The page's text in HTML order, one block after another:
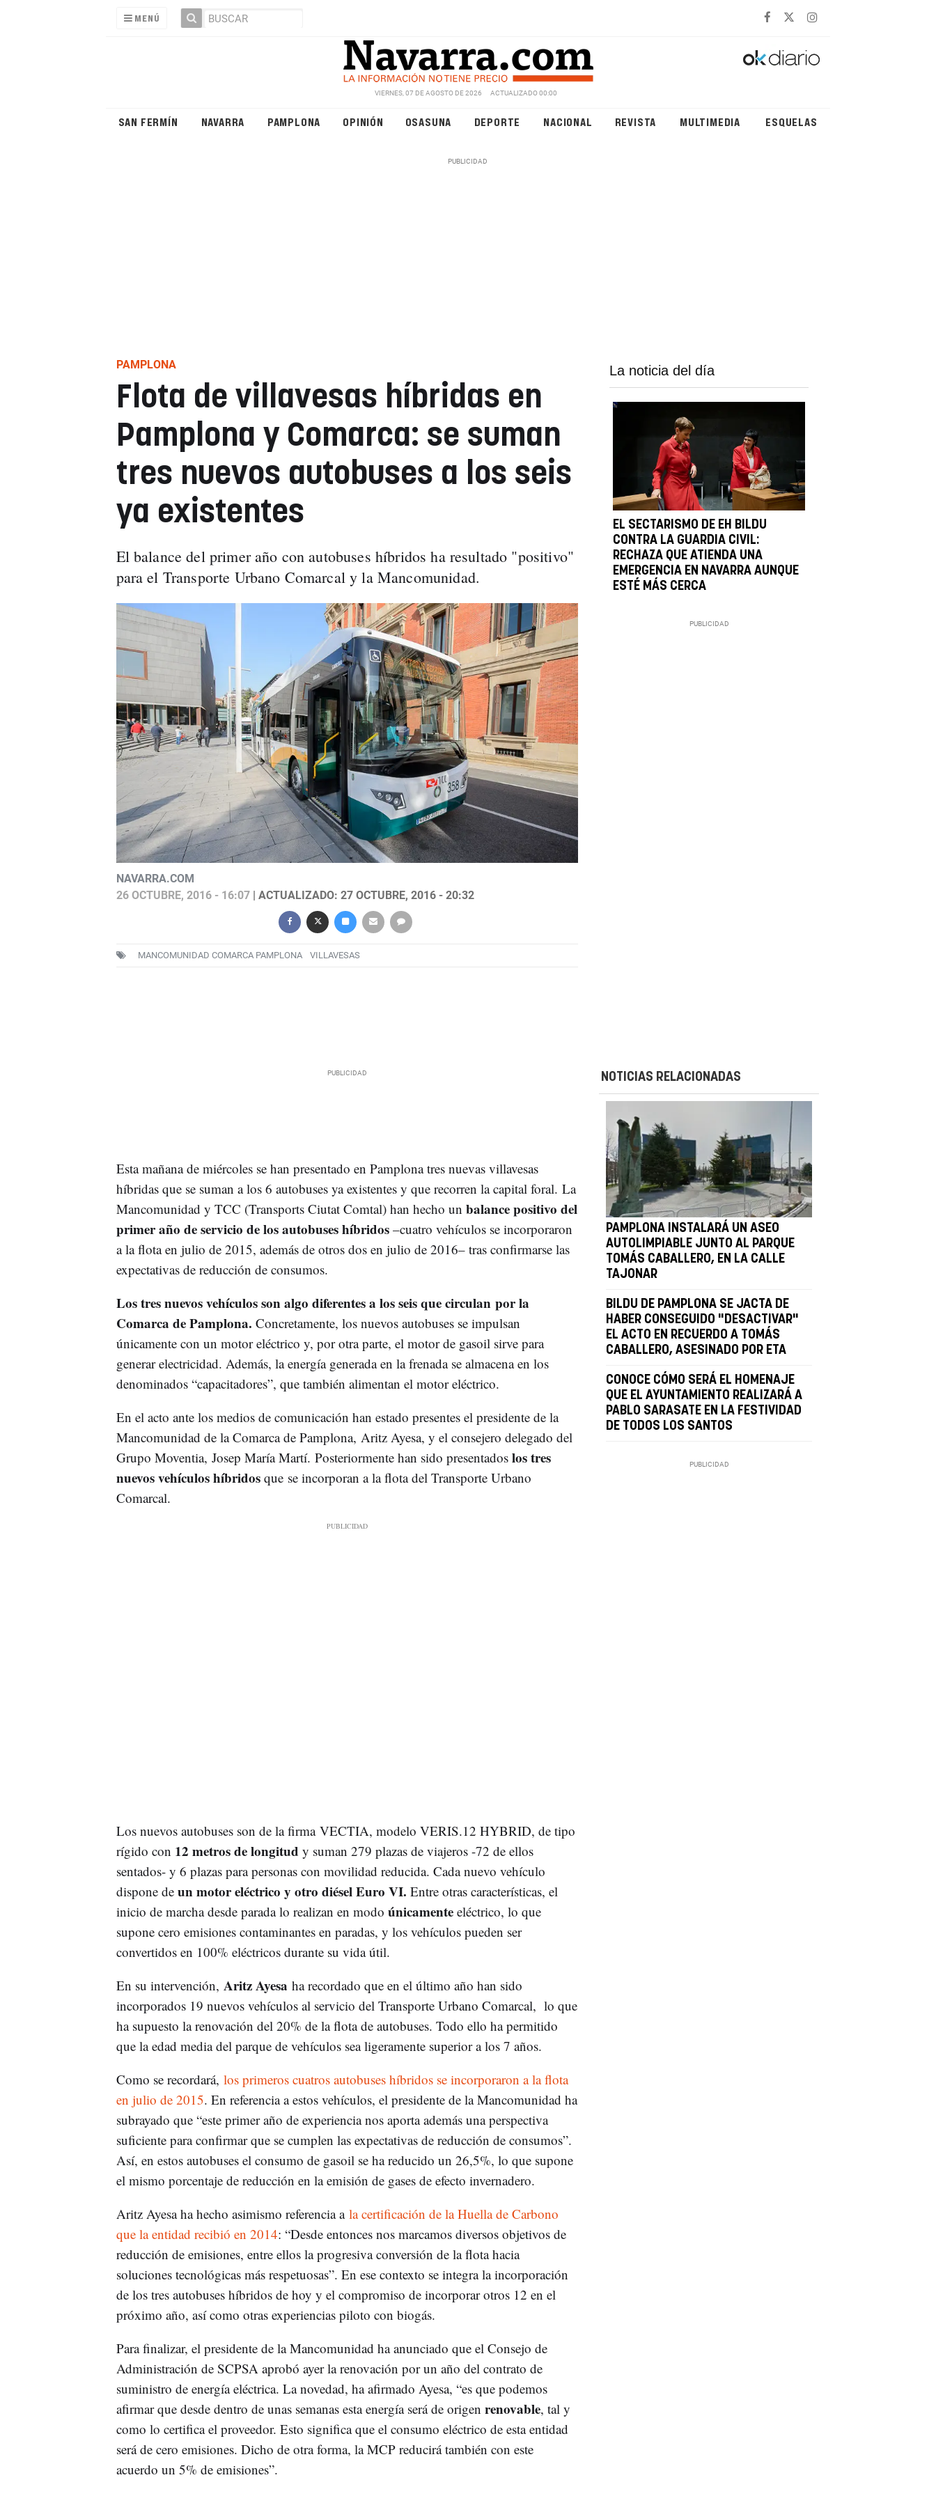
MENÚ
VIERNES, 07 DE AGOSTO DE 2026 ACTUALIZADO 00:00
SAN FERMÍN NAVARRA PAMPLONA OPINIÓN OSASUNA DEPORTE NACIONAL REVISTA MULTIMEDIA ESQUELAS
PAMPLONA
Flota de villavesas híbridas en
Pamplona y Comarca: se suman
tres nuevos autobuses a los seis
ya existentes
El balance del primer año con autobuses híbridos ha resultado "positivo"
para el Transporte Urbano Comarcal y la Mancomunidad.
NAVARRA.COM
26 OCTUBRE, 2016 - 16:07| ACTUALIZADO: 27 OCTUBRE, 2016 - 20:32
MANCOMUNIDAD COMARCA PAMPLONA VILLAVESAS
La noticia del día
EL SECTARISMO DE EH BILDU
CONTRA LA GUARDIA CIVIL:
RECHAZA QUE ATIENDA UNA
EMERGENCIA EN NAVARRA AUNQUE
ESTÉ MÁS CERCA
Esta mañana de miércoles se han presentado en Pamplona tres nuevas villavesas
híbridas que se suman a los 6 autobuses ya existentes y que recorren la capital foral. La
Mancomunidad y TCC (Transports Ciutat Comtal) han hecho un balance positivo del
primer año de servicio de los autobuses híbridos–cuatro vehículos se incorporaron
a la flota en julio de 2015, además de otros dos en julio de 2016– tras confirmarse las
expectativas de reducción de consumos.
Los tres nuevos vehículos son algo diferentes a los seis que circulan por la
Comarca de Pamplona. Concretamente, los nuevos autobuses se impulsan
únicamente con un motor eléctrico y, por otra parte, el motor de gasoil sirve para
generar electricidad. Además, la energía generada en la frenada se almacena en los
denominados “capacitadores”, que también alimentan el motor eléctrico.
En el acto ante los medios de comunicación han estado presentes el presidente de la
Mancomunidad de la Comarca de Pamplona, Aritz Ayesa, y el consejero delegado del
Grupo Moventia, Josep María Martí. Posteriormente han sido presentadoslos tres
nuevos vehículos híbridos que se incorporan a la flota del Transporte Urbano
Comarcal.
Los nuevos autobuses son de la firma VECTIA, modelo VERIS.12 HYBRID, de tipo
rígido con 12 metros de longitud y suman 279 plazas de viajeros -72 de ellos
sentados- y 6 plazas para personas con movilidad reducida. Cada nuevo vehículo
dispone de un motor eléctrico y otro diésel Euro VI. Entre otras características, el
inicio de marcha desde parada lo realizan en modo únicamente eléctrico, lo que
supone cero emisiones contaminantes en paradas, y los vehículos pueden ser
convertidos en 100% eléctricos durante su vida útil.
En su intervención, Aritz Ayesa ha recordado que en el último año han sido
incorporados 19 nuevos vehículos al servicio del Transporte Urbano Comarcal, lo que
ha supuesto la renovación del 20% de la flota de autobuses. Todo ello ha permitido
que la edad media del parque de vehículos sea ligeramente superior a los 7 años.
Como se recordará, los primeros cuatros autobuses híbridos se incorporaron a la flota
en julio de 2015. En referencia a estos vehículos, el presidente de la Mancomunidad ha
subrayado que “este primer año de experiencia nos aporta además una perspectiva
suficiente para confirmar que se cumplen las expectativas de reducción de consumos”.
Así, en estos autobuses el consumo de gasoil se ha reducido un 26,5%, lo que supone
el mismo porcentaje de reducción en la emisión de gases de efecto invernadero.
Aritz Ayesa ha hecho asimismo referencia a la certificación de la Huella de Carbono
que la entidad recibió en 2014: “Desde entonces nos marcamos diversos objetivos de
reducción de emisiones, entre ellos la progresiva conversión de la flota hacia
soluciones tecnológicas más respetuosas”. En ese contexto se integra la incorporación
de los tres autobuses híbridos de hoy y el compromiso de incorporar otros 12 en el
próximo año, así como otras experiencias piloto con biogás.
Para finalizar, el presidente de la Mancomunidad ha anunciado que el Consejo de
Administración de SCPSA aprobó ayer la renovación por un año del contrato de
suministro de energía eléctrica. La novedad, ha afirmado Ayesa, “es que podemos
afirmar que desde dentro de unas semanas esta energía será de origen renovable, tal y
como lo certifica el proveedor. Esto significa que el consumo eléctrico de esta entidad
será de cero emisiones. Dicho de otra forma, la MCP reducirá también con este
acuerdo un 5% de emisiones”.
NOTICIAS RELACIONADAS
PAMPLONA INSTALARÁ UN ASEO
AUTOLIMPIABLE JUNTO AL PARQUE
TOMÁS CABALLERO, EN LA CALLE
TAJONAR
BILDU DE PAMPLONA SE JACTA DE
HABER CONSEGUIDO "DESACTIVAR"
EL ACTO EN RECUERDO A TOMÁS
CABALLERO, ASESINADO POR ETA
CONOCE CÓMO SERÁ EL HOMENAJE
QUE EL AYUNTAMIENTO REALIZARÁ A
PABLO SARASATE EN LA FESTIVIDAD
DE TODOS LOS SANTOS